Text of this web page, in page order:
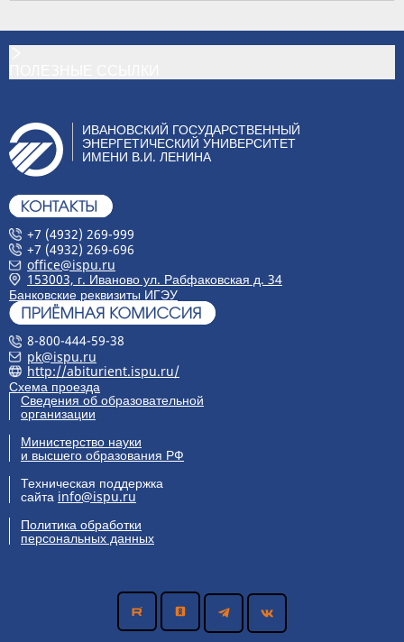
ИВАНОВСКИЙ ГОСУДАРСТВЕННЫЙ
ЭНЕРГЕТИЧЕСКИЙ УНИВЕРСИТЕТ
ИМЕНИ В.И. ЛЕНИНА
+7 (4932) 269-999
+7 (4932) 269-696
office@ispu.ru
153003, г. Иваново ул. Рабфаковская д. 34
Банковские реквизиты ИГЭУ
8-800-444-59-38
pk@ispu.ru
http://abiturient.ispu.ru/
Схема проезда
Сведения об образовательной
организации
Министерство науки
и высшего образования РФ
Техническая поддержка
сайта info@ispu.ru
Политика обработки
персональных данных